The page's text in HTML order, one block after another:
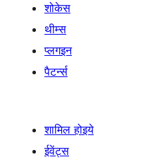
शोकेस
थीम्स
प्लगइन
पैटर्न्स
शामिल होइये
ईवेंट्स